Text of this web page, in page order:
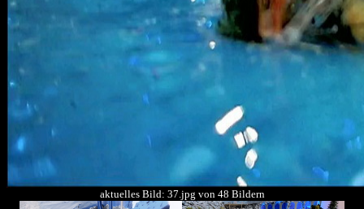
aktuelles Bild: 37.jpg von 48 Bildern